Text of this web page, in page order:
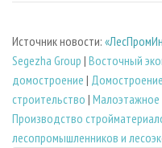
Источник новости:
Segezha Group | Восточный
домостроение | Домостроение
строительство | Малоэтажное
Производство
лесопромышленников и